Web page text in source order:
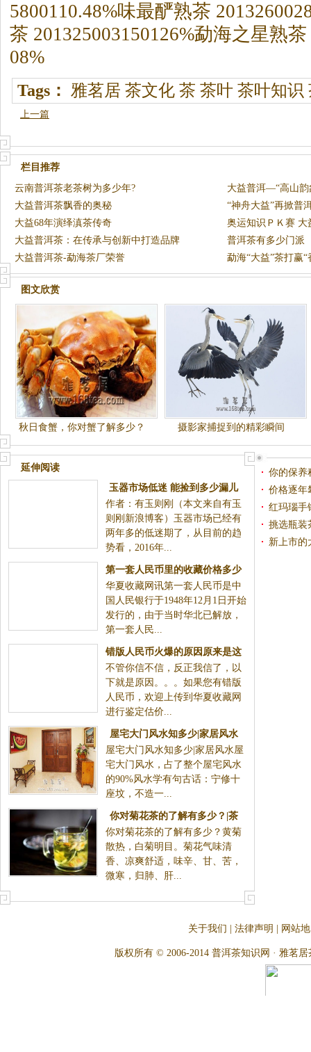
5800110.48%味最酽熟茶
茶 201325003150126%勐海之星熟
08%
Tags： 雅茗居 茶文化 茶 茶叶 茶叶知识
上一篇
栏目推荐
云南普洱茶老茶树为多少年?
大益普洱—“高山韵
大益普洱茶飘香的奥秘
“神舟大益”再掀普
大益68年演绎滇茶传奇
奥运知识ＰＫ赛 大
大益普洱茶：在传承与创新中打造品牌
普洱茶有多少门派
大益普洱茶-勐海茶厂荣誉
勐海“大益”茶打赢“
图文欣赏
秋日食蟹，你对蟹了解多少？ 摄影家捕捉到的精彩瞬间
延伸阅读
玉器市场低迷 能捡到多少漏儿
作者：有玉则刚（本文来自有玉
则刚新浪博客）玉器市场已经有
两年多的低迷期了，从目前的趋
势看，2016年...
第一套人民币里的收藏价格多少
华夏收藏网讯第一套人民币是中
国人民银行于1948年12月1日开始
发行的，由于当时华北已解放，
第一套人民...
错版人民币火爆的原因原来是这
个。。。想到的都发财了！
不管你信不信，反正我信了，以
下就是原因。。。如果您有错版
人民币，欢迎上传到华夏收藏网
进行鉴定估价...
屋宅大门风水知多少|家居风水
屋宅大门风水知多少|家居风水屋
宅大门风水，占了整个屋宅风水
的90%风水学有句古话：宁修十
座坟，不造一...
你对菊花茶的了解有多少？|茶
疗养生
你对菊花茶的了解有多少？黄菊
散热，白菊明目。菊花气味清
香、凉爽舒适，味辛、甘、苦，
微寒，归肺、肝...
你的保养
价格逐年
少钱？
红玛瑙手
挑选瓶装
新上市的
关于我们 法律声明 网站
版权所有 © 2006-2014 普洱茶知识网 · 雅茗